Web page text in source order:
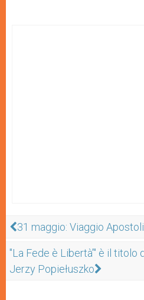
31 maggio: Viaggio
"La Fede è Libertà’" è il
Jerzy Popiełuszko